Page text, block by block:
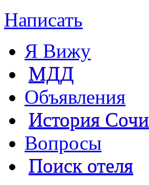
Написать
Я Вижу
МДД
Объявления
История Сочи
Вопросы
Поиск отеля